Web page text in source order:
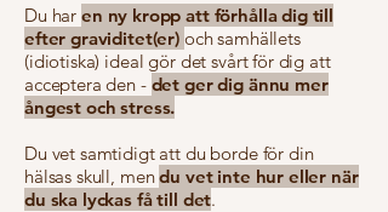
Du har en ny kropp att förhålla dig till
efter graviditet(er) och samhällets
(idiotiska) ideal gör det svårt för dig att
acceptera den - det ger dig ännu mer
ångest och stress.
Du vet samtidigt att du borde för din
hälsas skull, mendu vet inte hur eller när
du ska lyckas få till det.